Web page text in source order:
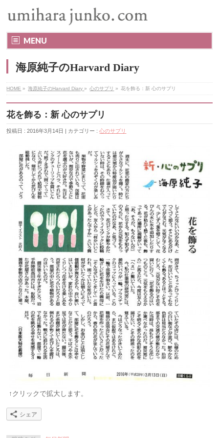
MENU
海原純子のHarvard Diary
HOME » 海原純子のHarvard Diary» 心のサプリ » 花を飾る：新 心のサプリ
花を飾る：新 心のサプリ
投稿日 : 2016年3月14日 | カテゴリー :心のサプリ
↑クリックで拡大します。
シェア